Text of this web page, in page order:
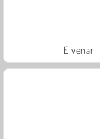
Elvenar